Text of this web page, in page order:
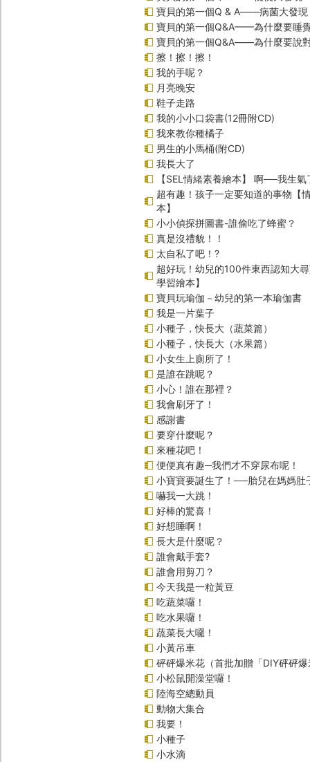
寶貝的第一個Q & A――病菌大發現
寶貝的第一個Q&A——為什麼要睡
寶貝的第一個Q&A――為什麼要說
擦！擦！擦！
我的手呢？
月亮晚安
鞋子走路
我的小小口袋書(12冊附CD)
我來教你種橘子
男生的小馬桶(附CD)
我長大了
【SEL情緒素養繪本】 啊──我生
超有趣！孩子一定要知道的事物【
本】
小小偵探拼圖書-誰偷吃了蜂蜜？
真是沒禮貌！！
太自私了吧！?
超好玩！幼兒的100件東西認知大
學習繪本】
寶貝玩瑜伽－幼兒的第一本瑜伽書
我是一片葉子
小種子，快長大（蔬菜篇）
小種子，快長大（水果篇）
小女生上廁所了！
是誰在跳呢？
小心！誰在那裡？
我會刷牙了！
感謝書
要穿什麼呢？
來種花吧！
便便真有趣─我們才不穿尿布呢！
小寶寶要誕生了！──胎兒在媽媽肚
嚇我一大跳！
好棒的驚喜！
好想睡啊！
長大是什麼呢？
誰會戴手套?
誰會用剪刀？
今天我是一粒黃豆
吃蔬菜囉！
吃水果囉！
蔬菜長大囉！
小黃吊車
砰砰爆米花（首批加贈「DIY砰砰
小松鼠開澡堂囉！
陸海空總動員
動物大集合
我要！
小種子
小水滴